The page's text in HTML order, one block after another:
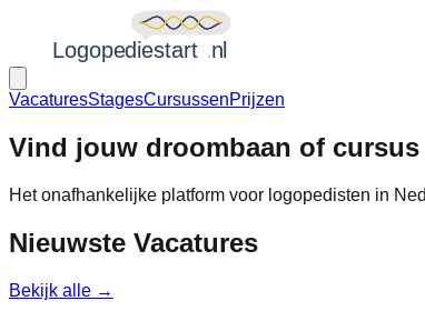
VacaturesStagesCursussenPrijzen
Vind jouw droombaan of
Het onafhankelijke platform voor logopedisten in
Nieuwste Vacatures
Bekijk alle →